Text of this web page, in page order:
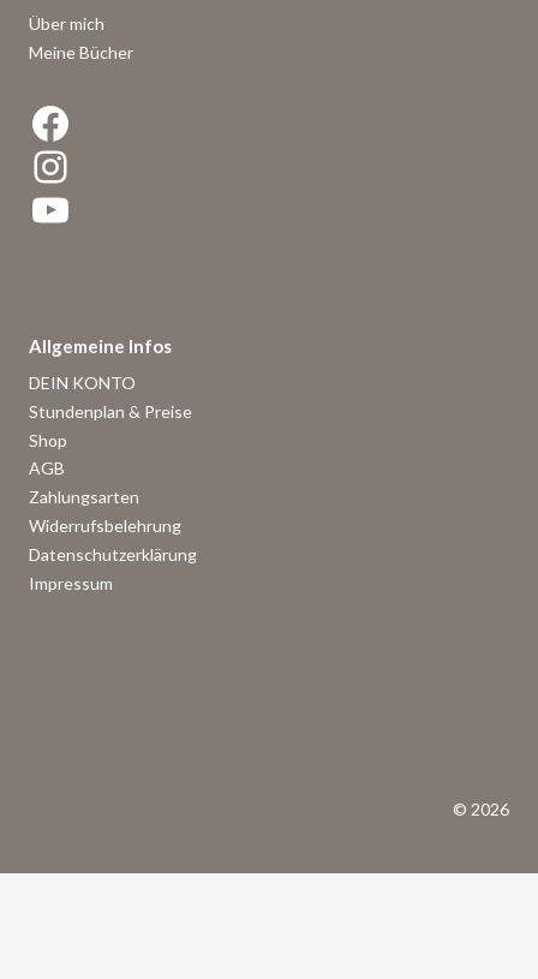
Über mich
Meine Bücher
Facebook
Instagram
YouTube
Allgemeine Infos
DEIN KONTO
Stundenplan & Preise
Shop
AGB
Zahlungsarten
Widerrufsbelehrung
Datenschutzerklärung
Impressum
© 2026